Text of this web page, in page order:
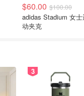
$60.00 $100.00
adidas Stadium 女
动夹克
3